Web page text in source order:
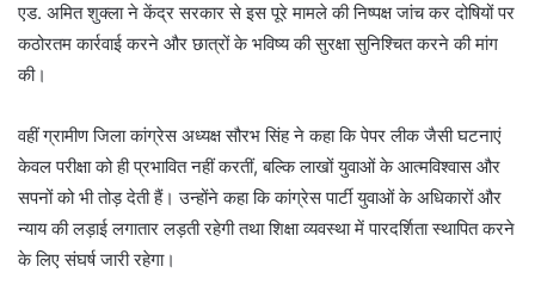
एड. अमित शुक्ला ने केंद्र सरकार से इस पूरे मामले की निष्पक्ष जांच कर दोषियों पर
कठोरतम कार्रवाई करने और छात्रों के भविष्य की सुरक्षा सुनिश्चित करने की मांग
की।
वहीं ग्रामीण जिला कांग्रेस अध्यक्ष सौरभ सिंह ने कहा कि पेपर लीक जैसी घटनाएं
केवल परीक्षा को ही प्रभावित नहीं करतीं, बल्कि लाखों युवाओं के आत्मविश्वास और
सपनों को भी तोड़ देती हैं। उन्होंने कहा कि कांग्रेस पार्टी युवाओं के अधिकारों और
न्याय की लड़ाई लगातार लड़ती रहेगी तथा शिक्षा व्यवस्था में पारदर्शिता स्थापित करने
के लिए संघर्ष जारी रहेगा।